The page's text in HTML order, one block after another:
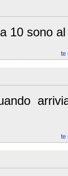
10 sono
te
te